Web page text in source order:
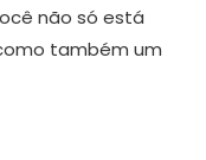
não só está
também um